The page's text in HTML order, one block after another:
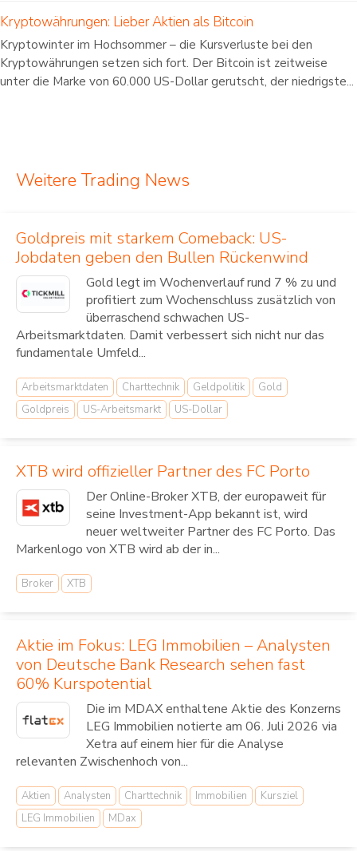
Kryptowährungen: Lieber Aktien als Bitcoin
Kryptowinter im Hochsommer – die Kursverluste bei den
Kryptowährungen setzen sich fort. Der Bitcoin ist zeitweise
unter die Marke von 60.000 US-Dollar gerutscht, der niedrigste...
Weitere Trading News
Goldpreis mit starkem Comeback: US-
Jobdaten geben den Bullen Rückenwind
Gold legt im Wochenverlauf rund 7 % zu und
profitiert zum Wochenschluss zusätzlich von
überraschend schwachen US-
Arbeitsmarktdaten. Damit verbessert sich nicht nur das
fundamentale Umfeld...
Arbeitsmarktdaten Charttechnik Geldpolitik
Gold
Goldpreis
US-Arbeitsmarkt US-Dollar
XTB wird offizieller Partner des FC Porto
Der Online-Broker XTB, der europaweit für
seine Investment-App bekannt ist, wird
neuer weltweiter Partner des FC Porto. Das
Markenlogo von XTB wird ab der in...
Broker XTB
Aktie im Fokus: LEG Immobilien – Analysten
von Deutsche Bank Research sehen fast
60% Kurspotential
Die im MDAX enthaltene Aktie des Konzerns
LEG Immobilien notierte am 06. Juli 2026 via
Xetra auf einem hier für die Analyse
relevanten Zwischenhoch von...
Aktien Analysten Charttechnik Immobilien
Kursziel
LEG Immobilien
MDax